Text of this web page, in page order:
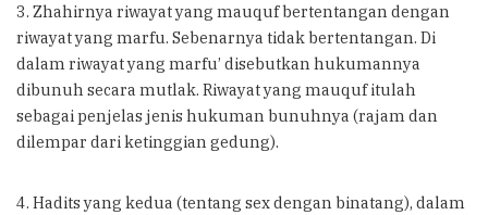
3. Zhahirnya riwayat yang mauquf bertentangan dengan
riwayat yang marfu. Sebenarnya tidak bertentangan. Di
dalam riwayat yang marfu’ disebutkan hukumannya
dibunuh secara mutlak. Riwayat yang mauquf itulah
sebagai penjelas jenis hukuman bunuhnya (rajam dan
dilempar dari ketinggian gedung).
4. Hadits yang kedua (tentang sex dengan binatang), dalam